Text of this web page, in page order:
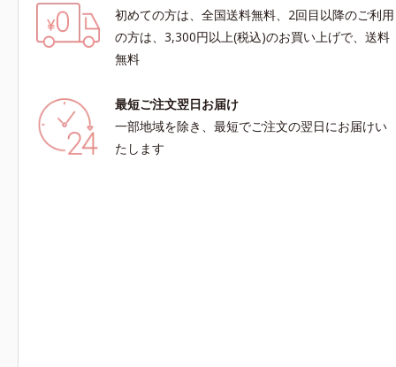
初めての方は、全国送料無料、2回目以降のご利用
の方は、3,300円以上(税込)のお買い上げで、送料
無料
最短ご注文翌日お届け
一部地域を除き、最短でご注文の翌日にお届けい
たします